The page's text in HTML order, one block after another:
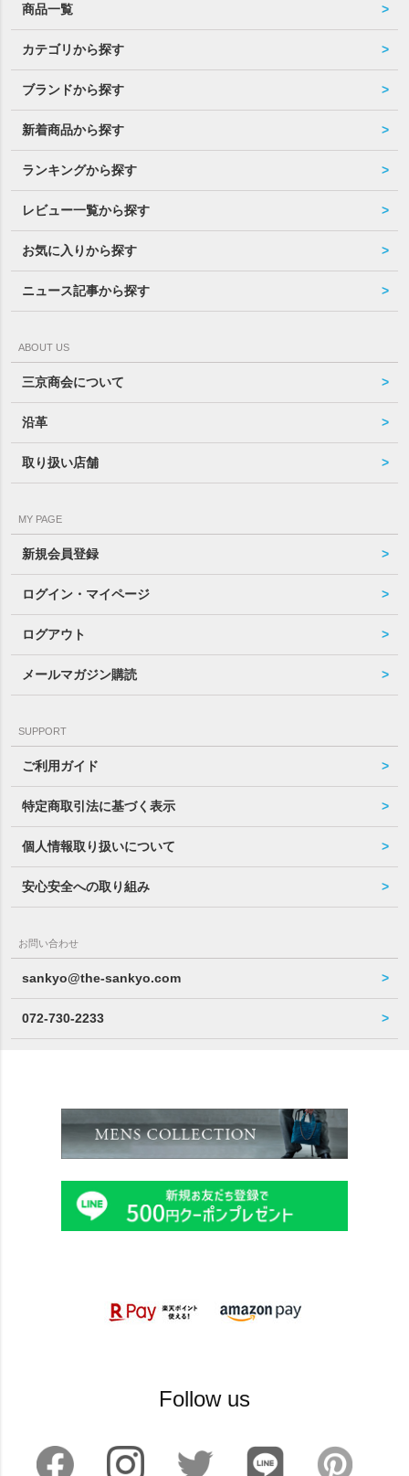
商品一覧
カテゴリから探す
ブランドから探す
新着商品から探す
ランキングから探す
レビュー一覧から探す
お気に入りから探す
ニュース記事から探す
ABOUT US
三京商会について
沿革
取り扱い店舗
MY PAGE
新規会員登録
ログイン・マイページ
ログアウト
メールマガジン購読
SUPPORT
ご利用ガイド
特定商取引法に基づく表示
個人情報取り扱いについて
安心安全への取り組み
お問い合わせ
sankyo@the-sankyo.com
072-730-2233
Follow us